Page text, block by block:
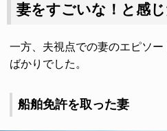
妻をすごいな！と感
一方、夫視点での妻のエピソ
ばかりでした。
船舶免許を取った妻